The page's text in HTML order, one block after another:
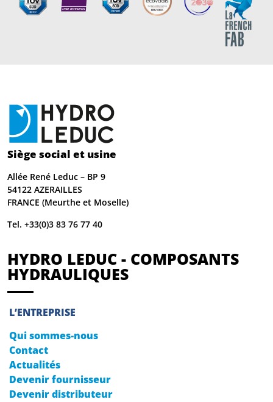
Siège social et usine
Allée René Leduc – BP 9
54122 AZERAILLES
FRANCE (Meurthe et Moselle)
Tel. +33(0)3 83 76 77 40
HYDRO LEDUC - COMPOSANTS
HYDRAULIQUES
L’ENTREPRISE
Qui sommes-nous
Contact
Actualités
Devenir fournisseur
Devenir distributeur